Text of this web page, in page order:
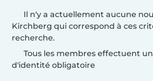
Il n'y a actuellement aucune
Kirchberg qui correspond à ces
recherche.
Tous les membres effectuent
d'identité obligatoire